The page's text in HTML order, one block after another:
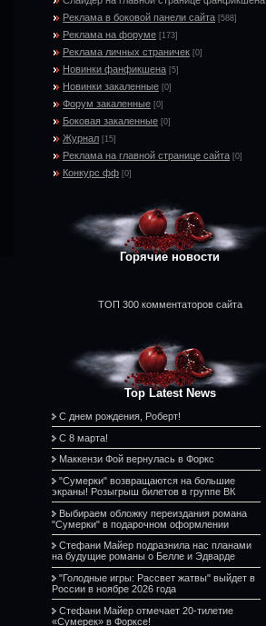
Реклама в боковой панели сайта [588]
Реклама на форуме [173]
Реклама личных страничек [0]
Новинки фанфикшена [5]
Новинки закаленные [0]
Форум закаленные [0]
Боковая закаленные [0]
Журнал [15]
Реклама на главной странице сайта [0]
Конкурс фф [0]
Горячие новости
ТОП 300 комментаторов сайта
Top Latest News
С днем рождения, Роберт!
С 8 марта!
Маккензи Фой вернулась в Форкс
"Сумерки" возвращаются на большие
экраны! Розыгрыш билетов в группе ВК
Выбираем обложку переиздания романа
"Сумерки" в подарочном оформлении
Стефани Майер подразнила нас планами
на будущие романы о Белле и Эдварде
"Голодные игры: Рассвет жатвы" выйдет в
России в ноябре 2026 года
Стефани Майер отмечает 20-тилетие
«Сумерек» в Форксе!